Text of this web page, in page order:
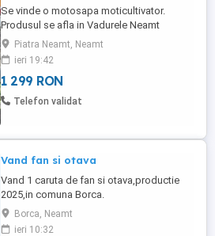
Se vinde o motosapa moticultivator.
Produsul se afla in Vadurele Neamt
,Alexandru cel Bun. Produs utilizat,
functional. Detalii la zero.sapte.53679660
whatsapp.
Piatra Neamt, Neamt
ieri 19:42
1 299 RON
Telefon validat
Vand fan si otava
Vand 1 caruta de fan si otava,productie
2025,in comuna Borca.
Borca, Neamt
ieri 10:32